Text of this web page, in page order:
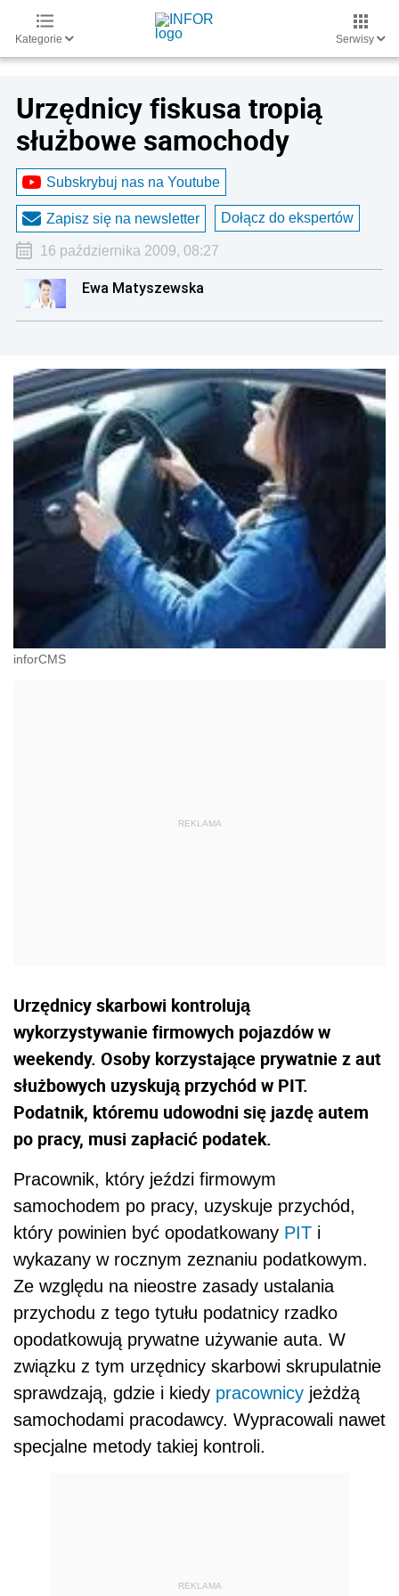
Kategorie Serwisy
Urzędnicy fiskusa tropią
służbowe samochody
Subskrybuj nas na Youtube
Zapisz się na newsletter Dołącz do ekspertów
16 października 2009, 08:27
Ewa Matyszewska
inforCMS
Urzędnicy skarbowi kontrolują
wykorzystywanie firmowych pojazdów w
weekendy. Osoby korzystające prywatnie z aut
służbowych uzyskują przychód w PIT.
Podatnik, któremu udowodni się jazdę autem
po pracy, musi zapłacić podatek.
Pracownik, który jeździ firmowym
samochodem po pracy, uzyskuje przychód,
który powinien być opodatkowany PIT i
wykazany w rocznym zeznaniu podatkowym.
Ze względu na nieostre zasady ustalania
przychodu z tego tytułu podatnicy rzadko
opodatkowują prywatne używanie auta. W
związku z tym urzędnicy skarbowi skrupulatnie
sprawdzają, gdzie i kiedy pracownicy jeżdżą
samochodami pracodawcy. Wypracowali nawet
specjalne metody takiej kontroli.
REKLAMA